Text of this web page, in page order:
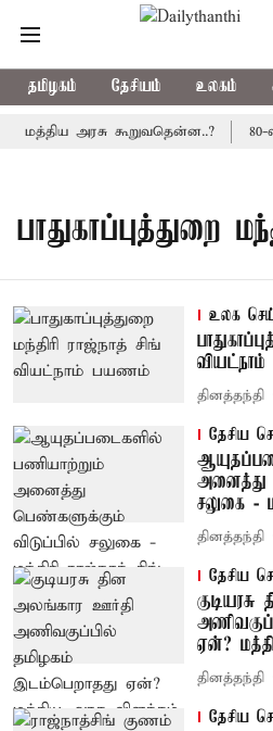
தமிழகம் தேசியம் உலகம்
மத்திய அரசு கூறுவதென்ன..?
பாதுகாப்புத்துறை
உலக
தினத்தந்தி
தேசிய
அனைத்து
சலுகை -
தினத்தந்தி
தேசிய
ஏன்?
தினத்தந்தி
தேசிய